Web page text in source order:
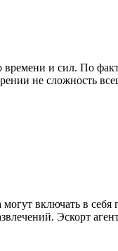
времени и сил. По
не сложность
включать в
Эскорт